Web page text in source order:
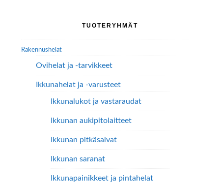
TUOTERYHMÄT
Rakennushelat
Ovihelat ja -tarvikkeet
Ikkunahelat ja -varusteet
Ikkunalukot ja vastaraudat
Ikkunan aukipitolaitteet
Ikkunan pitkäsalvat
Ikkunan saranat
Ikkunapainikkeet ja pintahelat